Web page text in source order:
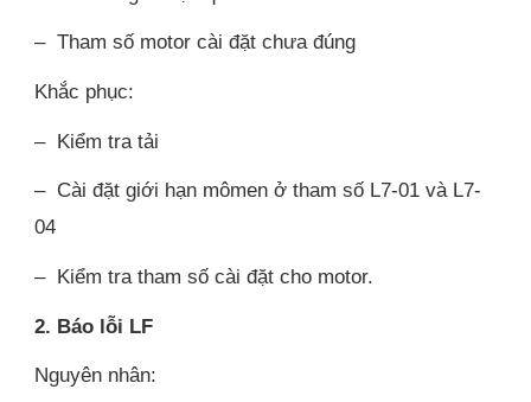
– Tham số motor cài đặt chưa đúng
Khắc phục:
– Kiểm tra tải
– Cài đặt giới hạn mômen ở tham số L7-01 và L7-
04
– Kiểm tra tham số cài đặt cho motor.
2. Báo lỗi LF
Nguyên nhân: